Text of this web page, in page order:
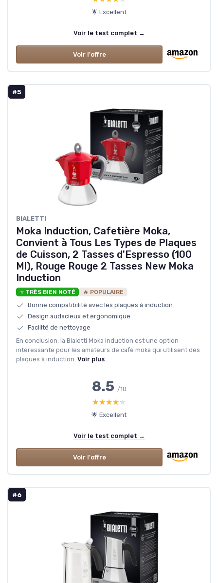
🌟 Excellent
Voir le test complet →
Voir l'offre
#5
‎BIALETTI
Moka Induction, Cafetière Moka,
Convient à Tous Les Types de Plaques
de Cuisson, 2 Tasses d'Espresso (100
Ml), Rouge Rouge 2 Tasses New Moka
Induction
⭐ TRÈS BIEN NOTÉ 🔥 POPULAIRE
Bonne compatibilité avec les plaques à induction
Design audacieux et ergonomique
Facilité de nettoyage
En conclusion, la Bialetti Moka Induction est une option
intéressante pour les amateurs de café moka qui utilisent des
plaques à induction. Voir plus
8.5 /10
★★★★★
★★★★★
🌟 Excellent
Voir le test complet →
Voir l'offre
#6